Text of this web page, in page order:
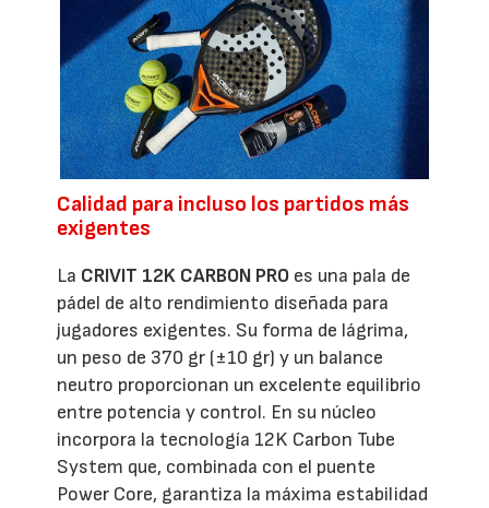
Calidad para incluso los partidos más
exigentes
La CRIVIT 12K CARBON PRO es una pala de
pádel de alto rendimiento diseñada para
jugadores exigentes. Su forma de lágrima,
un peso de 370 gr (±10 gr) y un balance
neutro proporcionan un excelente equilibrio
entre potencia y control. En su núcleo
incorpora la tecnología 12K Carbon Tube
System que, combinada con el puente
Power Core, garantiza la máxima estabilidad